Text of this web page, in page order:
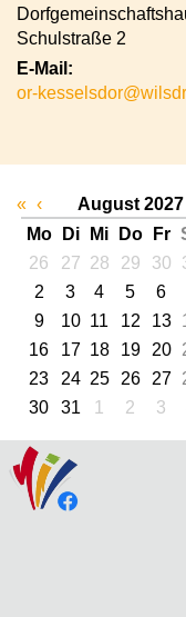
Schulstraße 2
E-Mail:
or-
« ‹
August 2027
Mo
Di Mi Do Fr
26
27 28 29 30
2
3 4 5 6
9
10 11 12 13
16
17 18 19 20
23
24 25 26 27
30
31 1 2 3